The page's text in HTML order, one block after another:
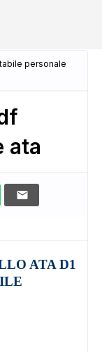
personale
ata
ATA D1